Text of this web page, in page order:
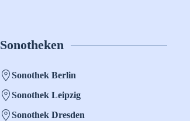
Sonotheken
Sonothek Berlin
Sonothek Leipzig
Sonothek Dresden